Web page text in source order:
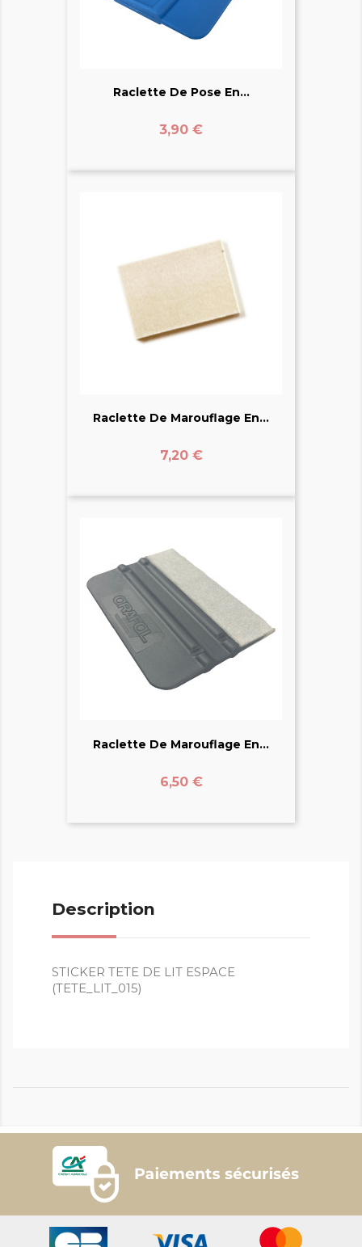
Raclette De Pose En...
Prix
3,90 €
Raclette De Marouflage En...
Prix
7,20 €
Raclette De Marouflage En...
Prix
6,50 €
Description
STICKER TETE DE LIT ESPACE
(TETE_LIT_015)